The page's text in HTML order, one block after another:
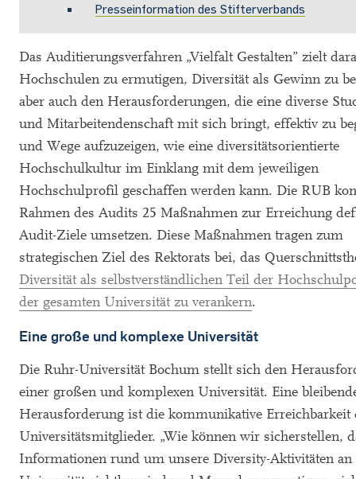
Presseinformation des Stifterverbands
Das Auditierungsverfahren „Vielfalt Gestalten” zielt
Hochschulen zu ermutigen, Diversität als Gewinn zu
aber auch den Herausforderungen, die eine diverse
und Mitarbeitendenschaft mit sich bringt, effektiv zu
und Wege aufzuzeigen, wie eine diversitätsorientierte
Hochschulkultur im Einklang mit dem jeweiligen
Hochschulprofil geschaffen werden kann. Die RUB
Rahmen des Audits 25 Maßnahmen zur Erreichung
Audit-Ziele umsetzen. Diese Maßnahmen tragen zum
strategischen Ziel des Rektorats bei, das
Diversität als selbstverständlichen Teil der
der gesamten Universität zu verankern.
Eine große und komplexe Universität
Die Ruhr-Universität Bochum stellt sich den
einer großen und komplexen Universität. Eine
Herausforderung ist die kommunikative Erreichbarkeit
Universitätsmitglieder. „Wie können wir sicherstellen,
Informationen rund um unsere Diversity-Aktivitäten an